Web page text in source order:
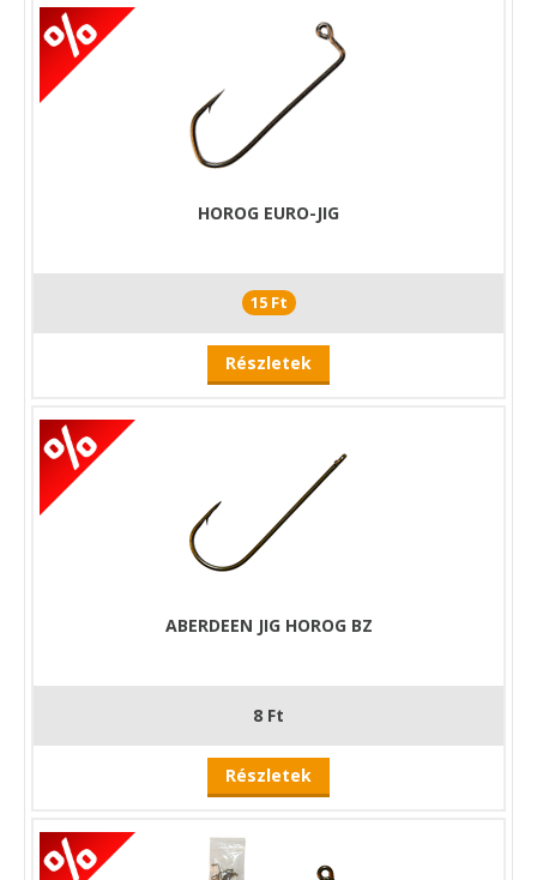
HOROG EURO-JIG
15 Ft
Részletek
ABERDEEN JIG HOROG BZ
8 Ft
Részletek